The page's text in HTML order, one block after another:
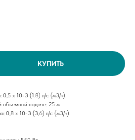
КУПИТЬ
0,5 x 10-3 (1.8) л/с (м3/ч).
подаче: 25 м
0,8 х 10-3 (3,6) л/с (м3/ч).